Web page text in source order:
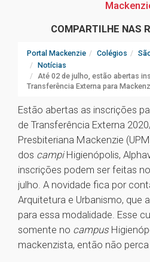
COMPARTILHE NAS
Portal Mackenzie Colégios
Notícias
Até 02 de julho, estão abertas
Transferência Externa para
Estão abertas as inscrições
de Transferência Externa
Presbiteriana Mackenzie
dos campiHigienópolis,
inscrições podem ser feitas no
julho. A novidade fica por
Arquitetura e Urbanismo, que
para essa modalidade. Esse
somente no campus
mackenzista, então não